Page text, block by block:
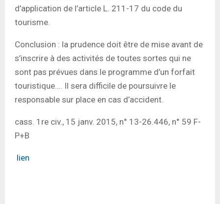
d’application de l’article L. 211-17 du code du
tourisme.
Conclusion : la prudence doit être de mise avant de
s’inscrire à des activités de toutes sortes qui ne
sont pas prévues dans le programme d’un forfait
touristique…. Il sera difficile de poursuivre le
responsable sur place en cas d’accident.
cass. 1re civ., 15 janv. 2015, n° 13-26.446, n° 59 F-
P+B
lien